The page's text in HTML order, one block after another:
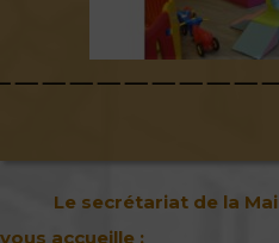
Le secrétariat de la
vous accueille :